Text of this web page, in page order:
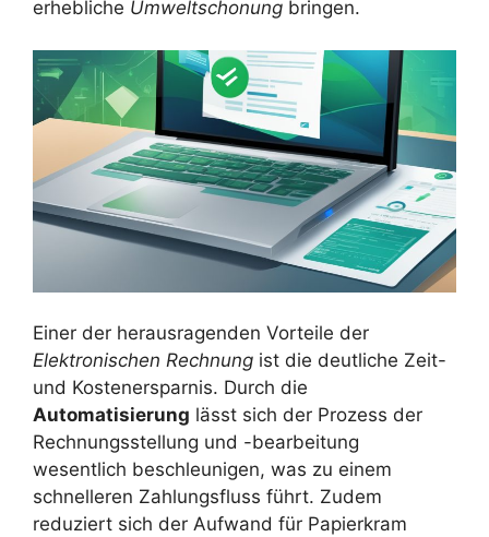
erhebliche Umweltschonung bringen.
Einer der herausragenden Vorteile der
Elektronischen Rechnung ist die deutliche Zeit-
und Kostenersparnis. Durch die
Automatisierung lässt sich der Prozess der
Rechnungsstellung und -bearbeitung
wesentlich beschleunigen, was zu einem
schnelleren Zahlungsfluss führt. Zudem
reduziert sich der Aufwand für Papierkram